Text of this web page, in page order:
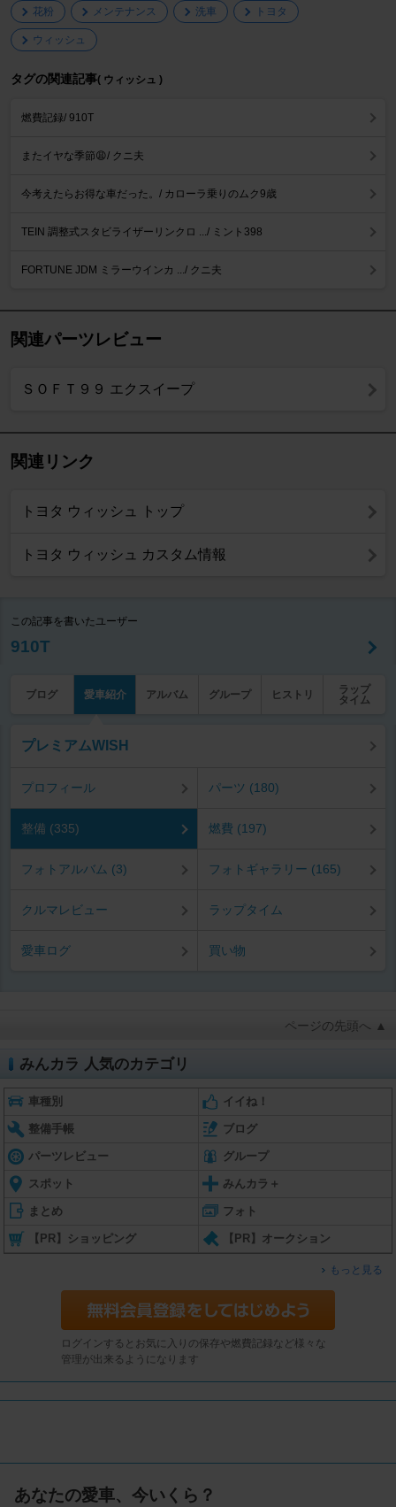
花粉 メンテナンス 洗車 トヨタ
ウィッシュ
タグの関連記事( ウィッシュ )
燃費記録/ 910T
またイヤな季節😩/ クニ夫
今考えたらお得な車だった。/ カローラ乗りのムク9歳
TEIN 調整式スタビライザーリンクロ .../ ミント398
FORTUNE JDM ミラーウインカ .../ クニ夫
関連パーツレビュー
ＳＯＦＴ９９ エクスイープ
関連リンク
トヨタ ウィッシュ トップ
トヨタ ウィッシュ カスタム情報
この記事を書いたユーザー
910T
ブログ 愛車紹介 アルバム グループ ヒストリ
ラップ
タイム
プレミアムWISH
プロフィール パーツ (180)
整備 (335) 燃費 (197)
フォトアルバム (3) フォトギャラリー (165)
クルマレビュー ラップタイム
愛車ログ 買い物
ページの先頭へ ▲
みんカラ 人気のカテゴリ
車種別 イイね！
整備手帳 ブログ
パーツレビュー グループ
スポット みんカラ＋
まとめ フォト
【PR】ショッピング 【PR】オークション
もっと見る
ログインするとお気に入りの保存や燃費記録など様々な
管理が出来るようになります
あなたの愛車、今いくら？